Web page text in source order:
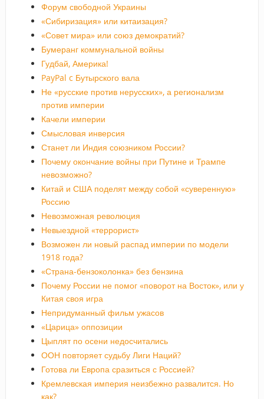
Форум свободной Украины
«Сибиризация» или китаизация?
«Совет мира» или союз демократий?
Бумеранг коммунальной войны
Гудбай, Америка!
PayPal c Бутырского вала
Не «русские против нерусских», а регионализм
против империи
Качели империи
Смысловая инверсия
Станет ли Индия союзником России?
Почему окончание войны при Путине и Трампе
невозможно?
Китай и США поделят между собой «суверенную»
Россию
Невозможная революция
Невыездной «террорист»
Возможен ли новый распад империи по модели
1918 года?
«Страна-бензоколонка» без бензина
Почему России не помог «поворот на Восток», или у
Китая своя игра
Непридуманный фильм ужасов
«Царица» оппозиции
Цыплят по осени недосчитались
ООН повторяет судьбу Лиги Наций?
Готова ли Европа сразиться с Россией?
Кремлевская империя неизбежно развалится. Но
как?